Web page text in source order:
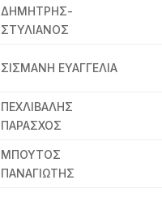
ΔΗΜΗΤΡΗΣ-
ΣΤΥΛΙΑΝΟΣ
ΣΙΣΜΑΝΗ ΕΥΑΓΓΕΛΙΑ
ΠΕΧΛΙΒΑΛΗΣ
ΠΑΡΑΣΧΟΣ
ΜΠΟΥΤΟΣ
ΠΑΝΑΓΙΩΤΗΣ